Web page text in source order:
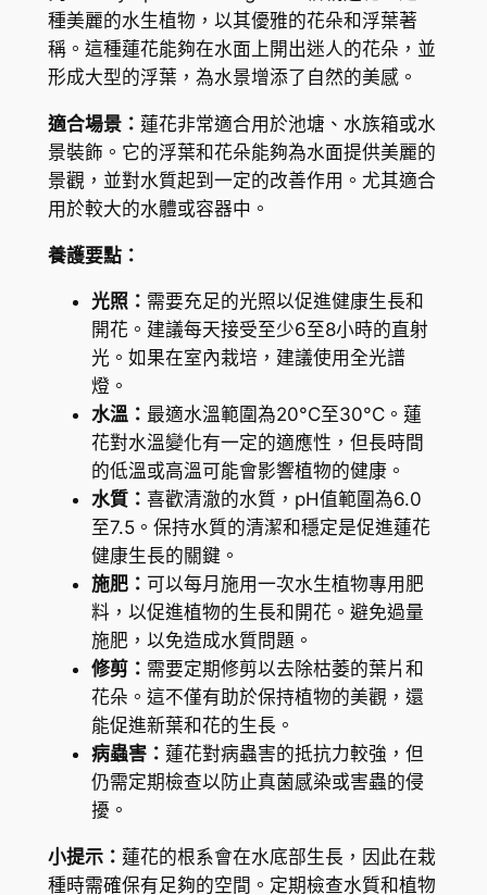
到
H
$
1
.
0
0
l
y
(
N
y
m
p
a
種美麗的水生植物，以其優雅的花朵和浮葉著
稱。這種蓮花能夠在水面上開出迷人的花朵，並
形成大型的浮葉，為水景增添了自然的美感。
適合場景： 蓮花非常適合用於池塘、水族箱或水
景裝飾。它的浮葉和花朵能夠為水面提供美麗的
景觀，並對水質起到一定的改善作用。尤其適合
用於較大的水體或容器中。
養護要點：
光照： 需要充足的光照以促進健康生長和
開花。建議每天接受至少6至8小時的直射
光。如果在室內栽培，建議使用全光譜
燈。
水溫： 最適水溫範圍為20°C至30°C。蓮
花對水溫變化有一定的適應性，但長時間
的低溫或高溫可能會影響植物的健康。
水質： 喜歡清澈的水質，pH值範圍為6.0
至7.5。保持水質的清潔和穩定是促進蓮花
健康生長的關鍵。
施肥： 可以每月施用一次水生植物專用肥
料，以促進植物的生長和開花。避免過量
施肥，以免造成水質問題。
修剪： 需要定期修剪以去除枯萎的葉片和
花朵。這不僅有助於保持植物的美觀，還
能促進新葉和花的生長。
病蟲害： 蓮花對病蟲害的抵抗力較強，但
仍需定期檢查以防止真菌感染或害蟲的侵
擾。
小提示： 蓮花的根系會在水底部生長，因此在栽
種時需確保有足夠的空間。定期檢查水質和植物